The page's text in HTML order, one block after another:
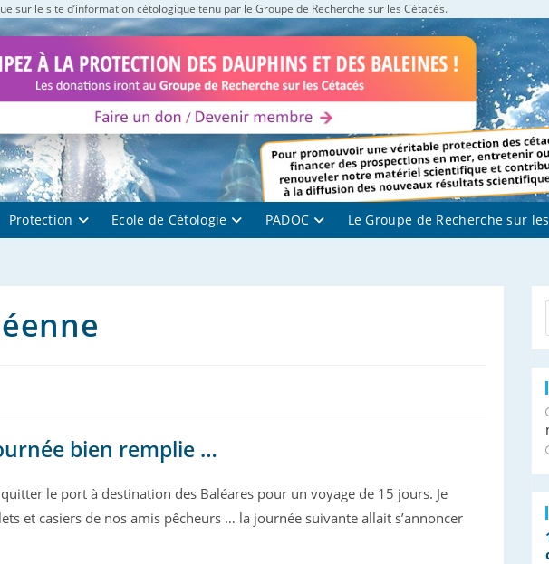
sur le site d’information cétologique tenu par le Groupe de Recherche sur les Cétacés.
Protection Ecole de Cétologie PADOC Le Groupe de Recherche sur
bien remplie …
le port à destination des Baléares pour un voyage de 15 jours. Je
et casiers de nos amis pêcheurs … la journée suivante allait s’annoncer